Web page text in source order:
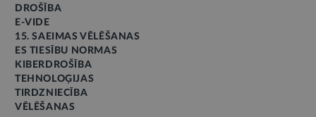
DROŠĪBA
E-VIDE
15. SAEIMAS VĒLĒŠANAS
ES TIESĪBU NORMAS
KIBERDROŠĪBA
TEHNOLOĢIJAS
TIRDZNIECĪBA
VĒLĒŠANAS